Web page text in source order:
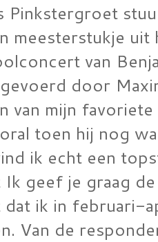
Pinkstergroet
meesterstukje uit
van
door
van mijn
toen hij nog
ik echt een
geef je graag
dat ik in februari-
Van de